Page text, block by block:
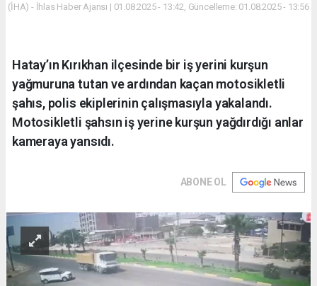
(İHA) - İhlas Haber Ajansı | 01.08.2025 - 13:42, Güncelleme: 01.08.2025 - 13:56
Hatay’ın Kırıkhan ilçesinde bir iş yerini kurşun
yağmuruna tutan ve ardından kaçan motosikletli
şahıs, polis ekiplerinin çalışmasıyla yakalandı.
Motosikletli şahsın iş yerine kurşun yağdırdığı anlar
kameraya yansıdı.
ABONE OL